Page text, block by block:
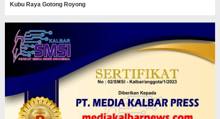
Kubu Raya Gotong Royong